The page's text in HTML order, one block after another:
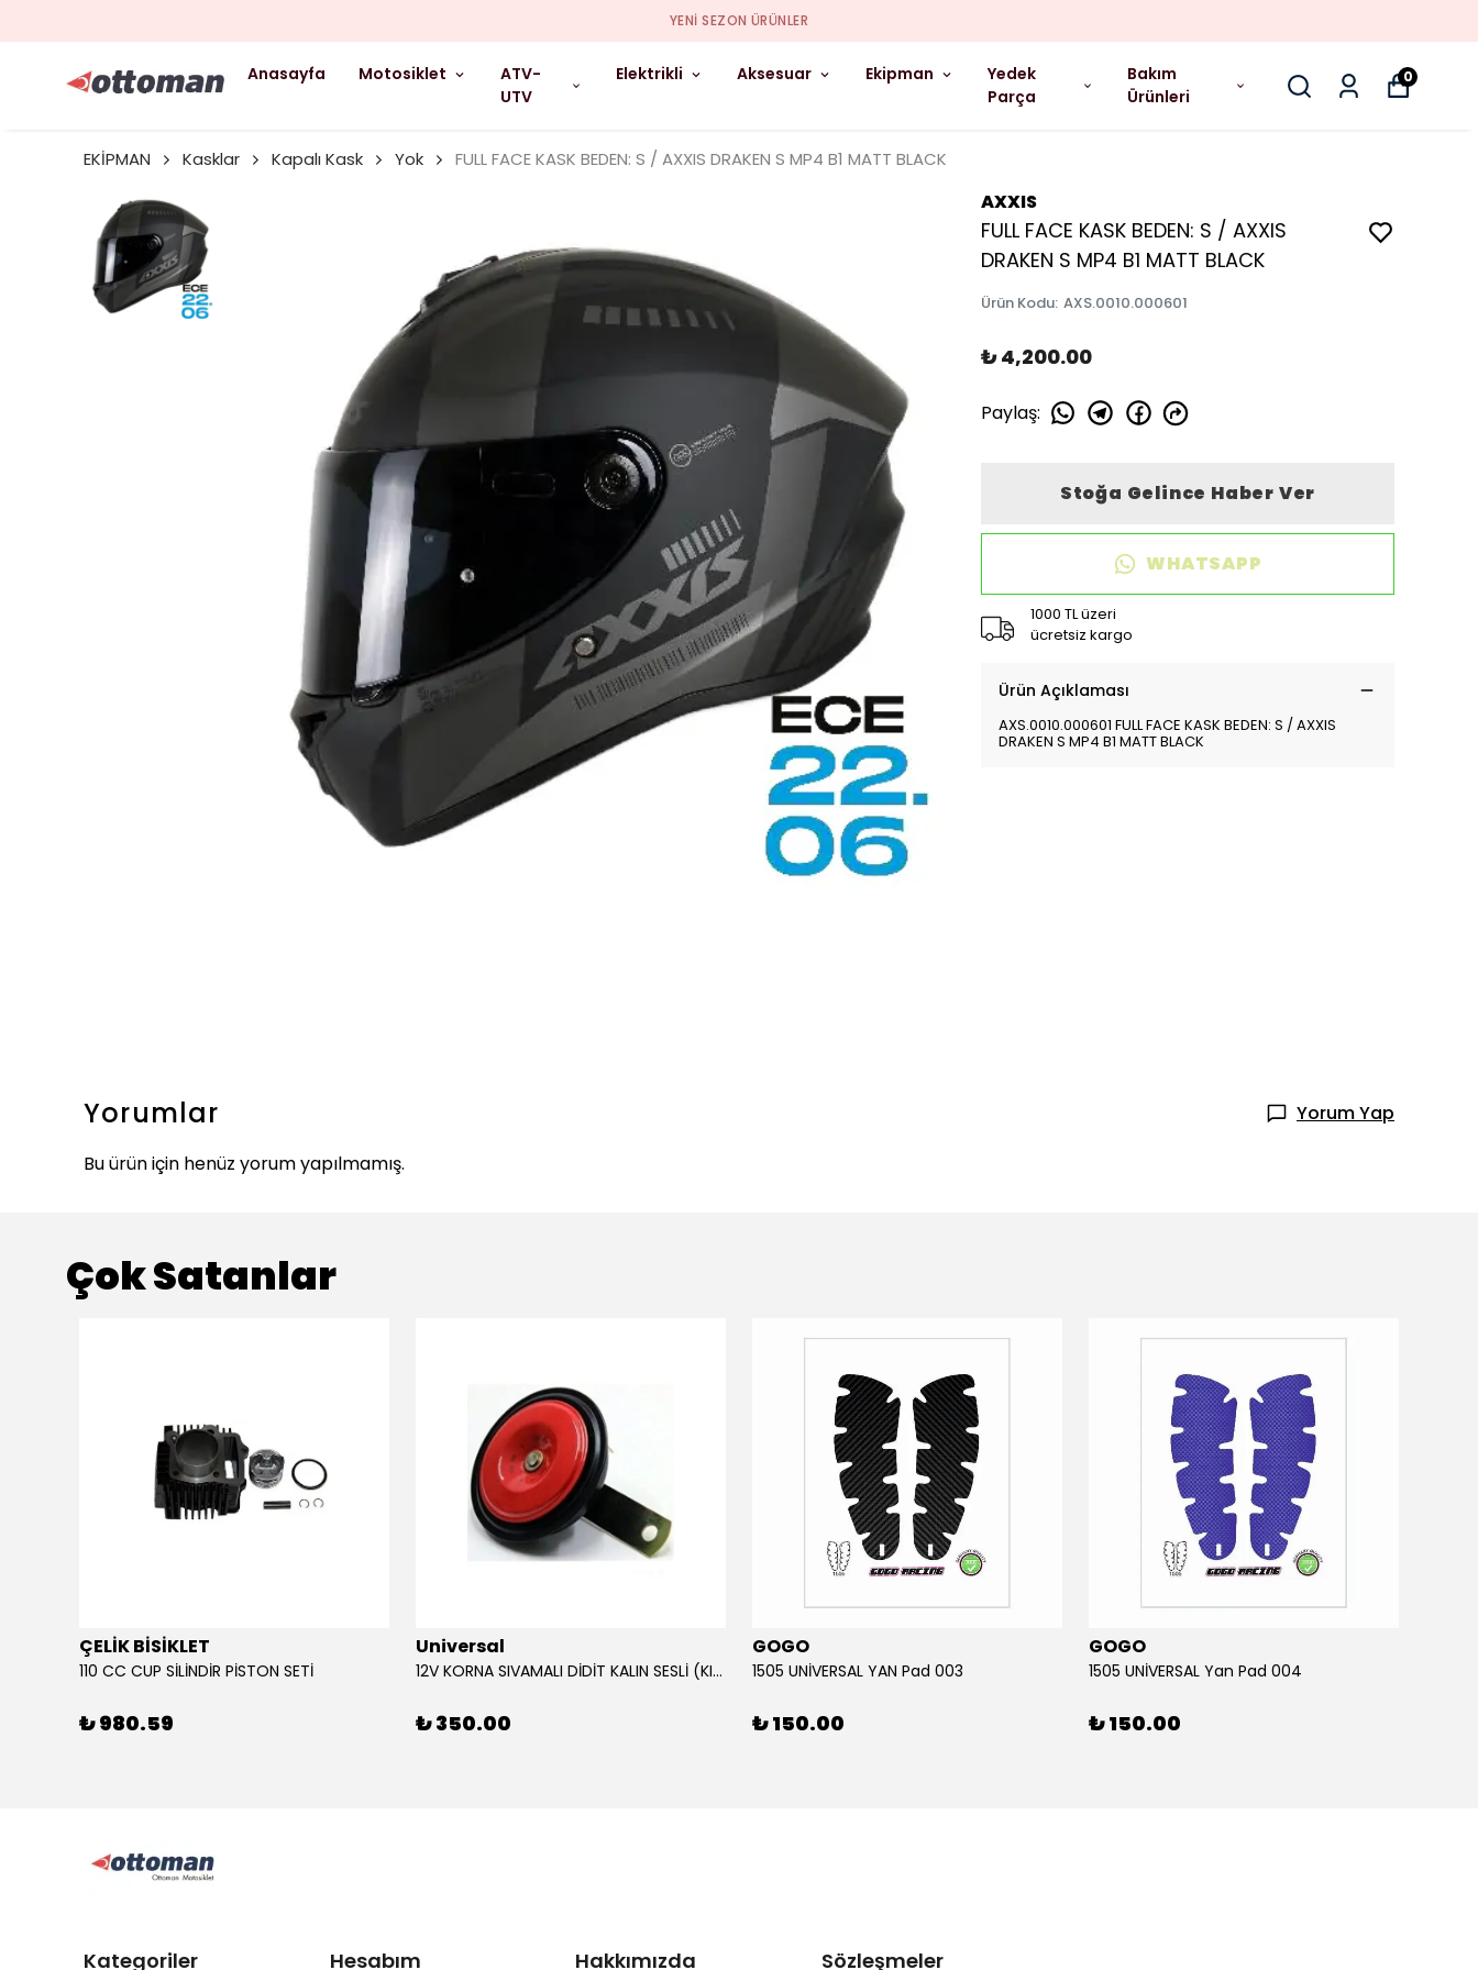
YENI SEZON ÜRÜNLER
Anasayfa Motosiklet
ATV-
UTV
Elektrikli Aksesuar Ekipman
Yedek
Parça
Bakım
Ürünleri
0
EKİPMAN Kasklar Kapalı Kask Yok FULL FACE KASK BEDEN: S / AXXIS DRAKEN S MP4 B1 MATT BLACK
AXXIS
FULL FACE KASK BEDEN: S / AXXIS
DRAKEN S MP4 B1 MATT BLACK
Ürün Kodu: AXS.0010.000601
₺ 4,200.00
Paylaş:
Stoğa Gelince Haber Ver
WHATSAPP
1000 TL üzeri
ücretsiz kargo
Ürün Açıklaması
AXS.0010.000601 FULL FACE KASK BEDEN: S / AXXIS
DRAKEN S MP4 B1 MATT BLACK
Yorumlar
Yorum Yap
Bu ürün için henüz yorum yapılmamış.
Çok Satanlar
ÇELİK BİSİKLET
110 CC CUP SİLİNDİR PİSTON SETİ
₺ 980.59
Universal
12V KORNA SIVAMALI DİDİT KALIN SESLİ (KIRMIZI)
₺ 350.00
GOGO
1505 UNİVERSAL YAN Pad 003
₺ 150.00
GOGO
1505 UNİVERSAL Yan Pad 004
₺ 150.00
Kategoriler Hesabım Hakkımızda Sözleşmeler